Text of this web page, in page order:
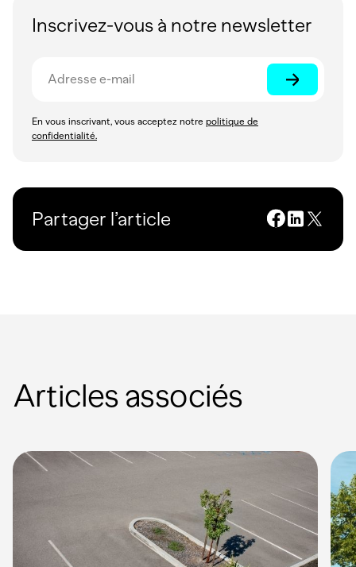
Inscrivez-vous à notre newsletter
En vous inscrivant, vous acceptez notre politique de
confidentialité.
Partager l’article
Articles associés